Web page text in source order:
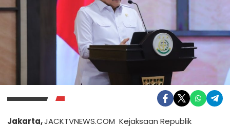
Jakarta,JACKTVNEWS.COM Kejaksaan Republik